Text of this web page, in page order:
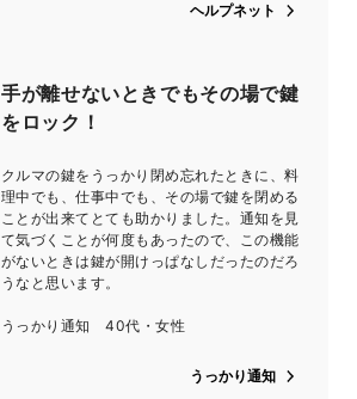
ヘルプネット
手が離せないときでもその場で鍵
をロック！
クルマの鍵をうっかり閉め忘れたときに、料
理中でも、仕事中でも、その場で鍵を閉める
ことが出来てとても助かりました。通知を見
て気づくことが何度もあったので、この機能
がないときは鍵が開けっぱなしだったのだろ
うなと思います。
うっかり通知 40代・女性
うっかり通知